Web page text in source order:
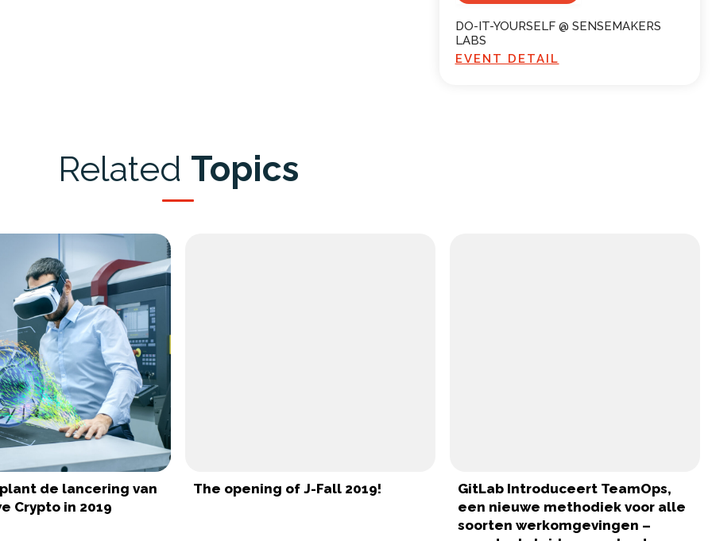
DO-IT-YOURSELF @ SENSEMAKERS
LABS
EVENT DETAIL
Related Topics
de lancering van
Crypto in 2019
The opening of J-Fall 2019!
GitLab Introduceert TeamOps,
een nieuwe methodiek voor alle
soorten werkomgevingen –